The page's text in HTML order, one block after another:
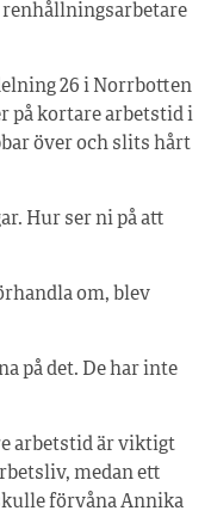
26 i Norrbotten
på kortare arbetstid i
över och slits hårt
Hur ser ni på att
om, blev
på det. De har inte
arbetstid är viktigt
medan ett
förvåna Annika